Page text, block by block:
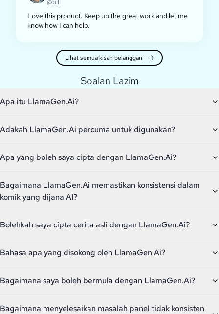
@bill
Love this product. Keep up the great work and let me
know how I can help.
Lihat semua kisah pelanggan
Soalan Lazim
Apa itu LlamaGen.Ai?
Adakah LlamaGen.Ai percuma untuk digunakan?
Apa yang boleh saya cipta dengan LlamaGen.Ai?
Bagaimana LlamaGen.Ai memastikan konsistensi dalam
komik yang dijana AI?
Bolehkah saya cipta cerita asli dengan LlamaGen.Ai?
Bahasa apa yang disokong oleh LlamaGen.Ai?
Bagaimana saya boleh bermula dengan LlamaGen.Ai?
Bagaimana menyelesaikan masalah panel tidak konsisten